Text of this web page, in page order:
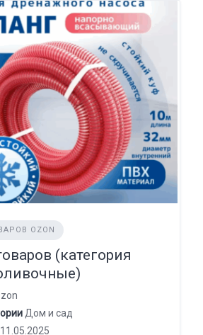
OZON
(категория
Дом и сад
11.05.2025